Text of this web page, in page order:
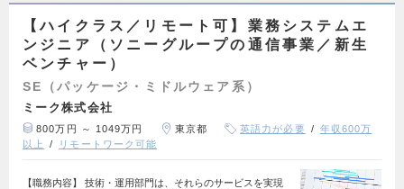
【ハイクラス／リモート可】業務システムエ
ンジニア（ソニーグループの通信事業／新生
ベンチャー）
SE（パッケージ・ミドルウェア系）
ミーク株式会社
800万円 ～ 1049万円 東京都 英語力が必要
年収600万
以上
リモートワーク可能
【職務内容】 技術・運用部門は、それらのサービスを実現